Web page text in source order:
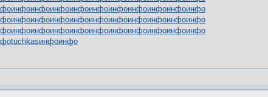
инфоинфоинфоинфоинфоинфоинфоинфоинфоинфо
инфоинфоинфоинфоинфоинфоинфоинфоинфоинфо
инфоинфоинфоинфоинфоинфоинфоинфоинфоинфо
tuchkasинфоинфо